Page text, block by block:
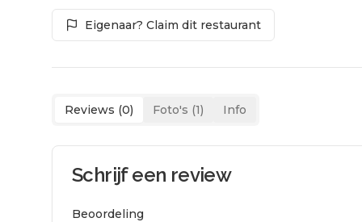
Eigenaar? Claim dit restaurant
Reviews (0) Foto's (1) Info
Schrijf een review
Beoordeling